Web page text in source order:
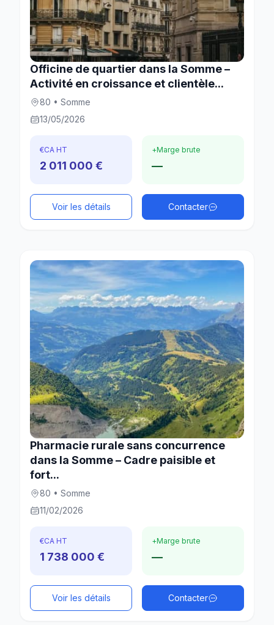
Officine de quartier dans la Somme –
Activité en croissance et clientèle...
80 • Somme
13/05/2026
€CA HT
2 011 000 €
+Marge brute
—
Voir les détails Contacter
Pharmacie rurale sans concurrence
dans la Somme – Cadre paisible et
fort...
80 • Somme
11/02/2026
€CA HT
1 738 000 €
+Marge brute
—
Voir les détails Contacter